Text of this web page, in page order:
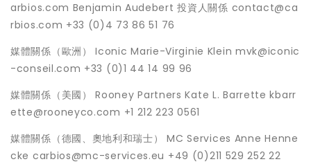
arbios.com Benjamin Audebert 投資人關係 contact@ca
rbios.com +33 (0)4 73 86 51 76
媒體關係（歐洲） Iconic Marie-Virginie Klein mvk@iconic
-conseil.com +33 (0)1 44 14 99 96
媒體關係（美國） Rooney Partners Kate L. Barrette kbarr
ette@rooneyco.com +1 212 223 0561
媒體關係（德國、奧地利和瑞士） MC Services Anne Henne
cke carbios@mc-services.eu +49 (0)211 529 252 22